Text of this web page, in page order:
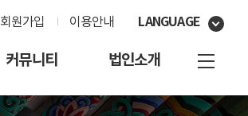
회원가입 이용안내 LANGUAGE
커뮤니티 법인소개